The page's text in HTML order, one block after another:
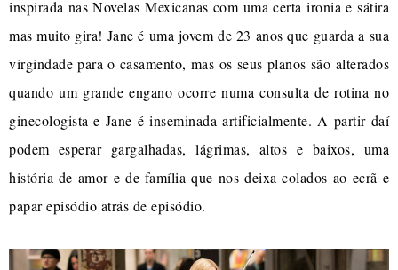
inspirada nas Novelas Mexicanas com uma certa ironia e sátira
mas muito gira! Jane é uma jovem de 23 anos que guarda a sua
virgindade para o casamento, mas os seus planos são alterados
quando um grande engano ocorre numa consulta de rotina no
ginecologista e Jane é inseminada artificialmente. A partir daí
podem esperar gargalhadas, lágrimas, altos e baixos, uma
história de amor e de família que nos deixa colados ao ecrã e
papar episódio atrás de episódio.